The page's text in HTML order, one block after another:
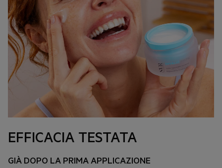
EFFICACIA TESTATA
GIÀ DOPO LA PRIMA APPLICAZIONE